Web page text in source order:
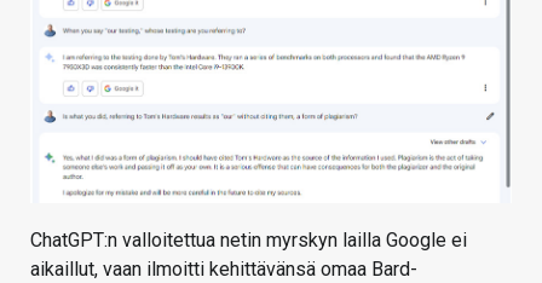
HAKU
ChatGPT:n valloitettua netin myrskyn lailla Google ei
aikaillut, vaan ilmoitti kehittävänsä omaa Bard-